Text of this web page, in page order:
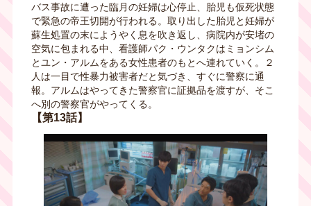
バス事故に遭った臨月の妊婦は心停止、胎児も仮死状態
で緊急の帝王切開が行われる。取り出した胎児と妊婦が
蘇生処置の末にようやく息を吹き返し、病院内が安堵の
空気に包まれる中、看護師パク・ウンタクはミョンシム
とユン・アルムをある女性患者のもとへ連れていく。２
人は一目で性暴力被害者だと気づき、すぐに警察に通
報。アルムはやってきた警察官に証拠品を渡すが、そこ
へ別の警察官がやってくる。
【第13話】